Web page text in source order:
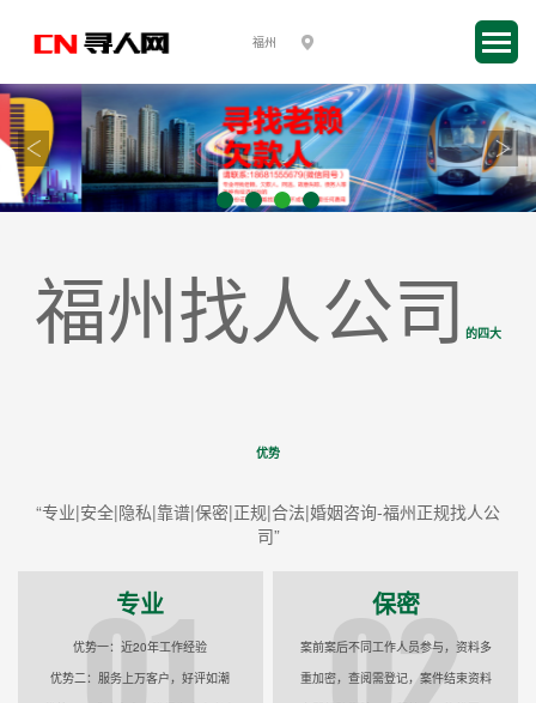
福州找人公司 的四大
优势
“专业|安全|隐私|靠谱|保密|正规|合法|婚姻咨询-福州正规找人公
司”
专业
优势一：近20年工作经验
优势二：服务上万客户，好评如潮
保密
案前案后不同工作人员参与，资料多
重加密，查阅需登记，案件结束资料